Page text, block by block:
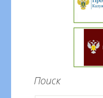
Поиск